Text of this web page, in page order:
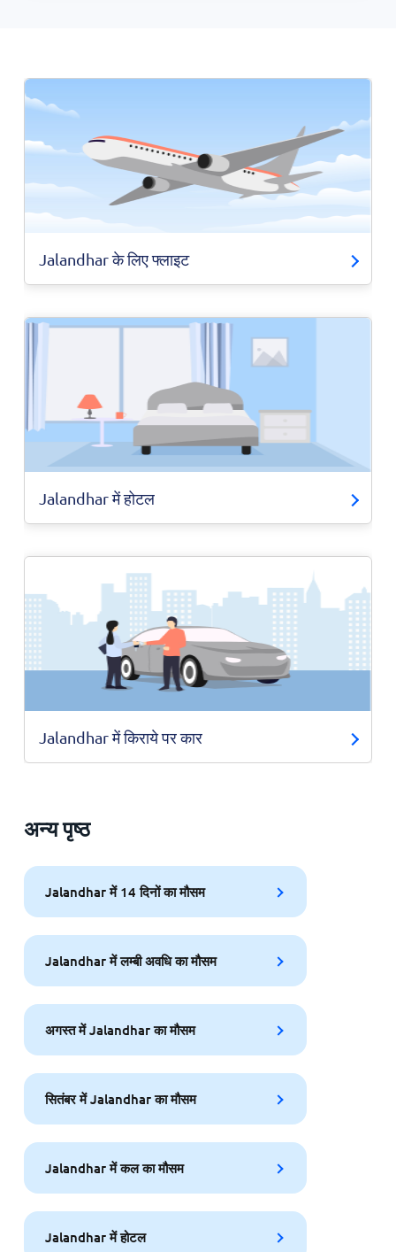
Jalandhar के लिए फ्लाइट
Jalandhar में होटल
Jalandhar में किराये पर कार
अन्य पृष्ठ
Jalandhar में 14 दिनों का मौसम
Jalandhar में लम्बी अवधि का मौसम
अगस्त में Jalandhar का मौसम
सितंबर में Jalandhar का मौसम
Jalandhar में कल का मौसम
Jalandhar में होटल